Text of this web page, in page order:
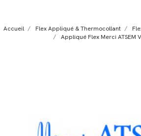
Accueil Flex Appliqué & Thermocollant
Appliqué Flex Merci ATSEM